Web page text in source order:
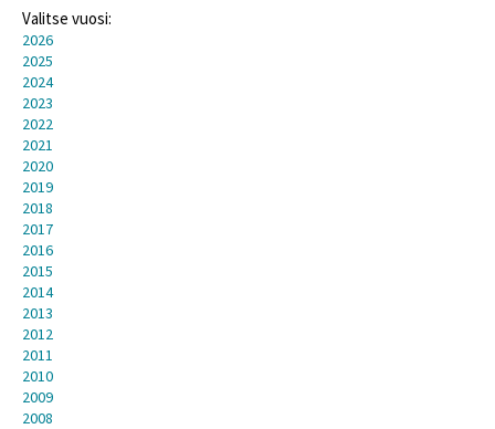
Valitse vuosi:
2026
2025
2024
2023
2022
2021
2020
2019
2018
2017
2016
2015
2014
2013
2012
2011
2010
2009
2008